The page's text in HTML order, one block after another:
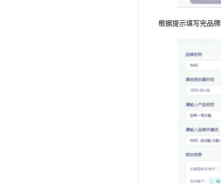
根据提示填写完品